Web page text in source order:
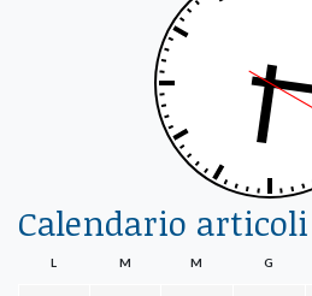
Calendario articoli
L M M G